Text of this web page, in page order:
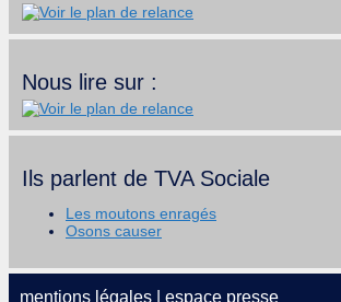
Nous lire sur :
Ils parlent de TVA Sociale
Les moutons enragés
Osons causer
mentions légales espace presse